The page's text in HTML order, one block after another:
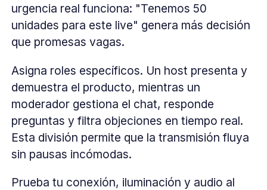
urgencia real funciona: "Tenemos 50
unidades para este live" genera más decisión
que promesas vagas.
Asigna roles específicos. Un host presenta y
demuestra el producto, mientras un
moderador gestiona el chat, responde
preguntas y filtra objeciones en tiempo real.
Esta división permite que la transmisión fluya
sin pausas incómodas.
Prueba tu conexión, iluminación y audio al